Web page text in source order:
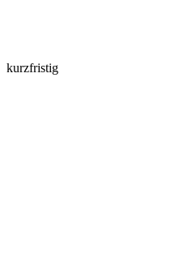
kurzfristig